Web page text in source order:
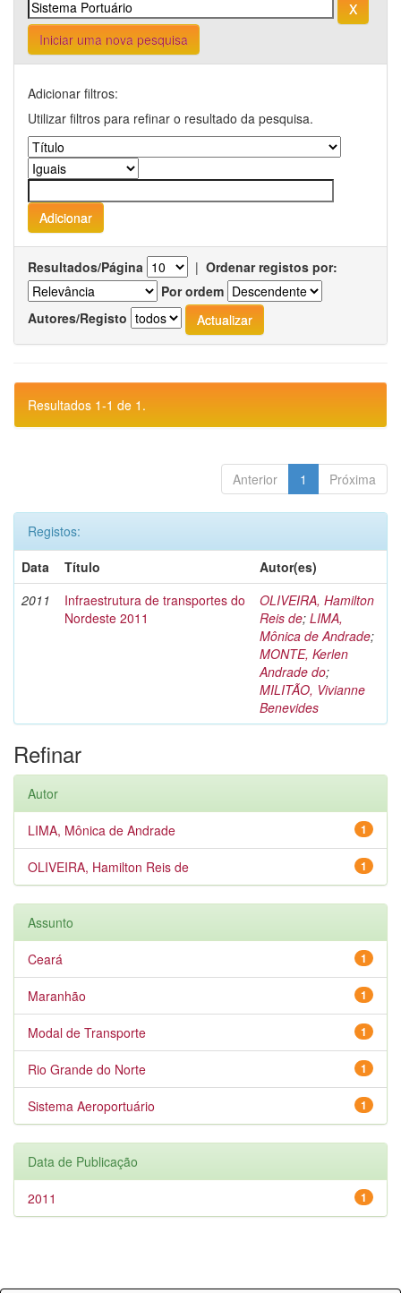
Iniciar uma nova pesquisa
Adicionar filtros:
Utilizar filtros para refinar o resultado da pesquisa.
Resultados/Página | Ordenar registos por:
Por ordem
Autores/Registo
Resultados 1-1 de 1.
Anterior 1 Próxima
Registos:
Data
Título
Autor(es)
2011
Infraestrutura de transportes do
Nordeste 2011
OLIVEIRA, Hamilton
Reis de; LIMA,
Mônica de Andrade;
MONTE, Kerlen
Andrade do;
MILITÃO, Vivianne
Benevides
Refinar
Autor
1
LIMA, Mônica de Andrade
1
OLIVEIRA, Hamilton Reis de
Assunto
1
Ceará
1
Maranhão
1
Modal de Transporte
1
Rio Grande do Norte
1
Sistema Aeroportuário
Data de Publicação
1
2011